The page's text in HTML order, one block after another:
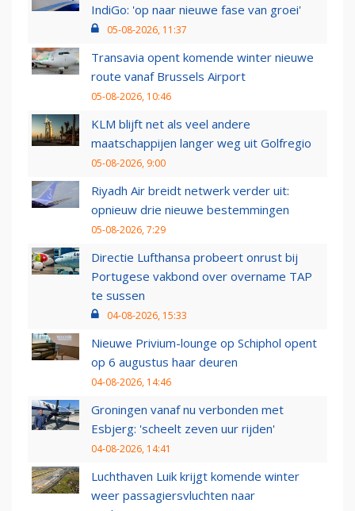
IndiGo: 'op naar nieuwe fase van groei'
05-08-2026, 11:37
Transavia opent komende winter nieuwe
route vanaf Brussels Airport
05-08-2026, 10:46
KLM blijft net als veel andere
maatschappijen langer weg uit Golfregio
05-08-2026, 9:00
Riyadh Air breidt netwerk verder uit:
opnieuw drie nieuwe bestemmingen
05-08-2026, 7:29
Directie Lufthansa probeert onrust bij
Portugese vakbond over overname TAP
te sussen
04-08-2026, 15:33
Nieuwe Privium-lounge op Schiphol opent
op 6 augustus haar deuren
04-08-2026, 14:46
Groningen vanaf nu verbonden met
Esbjerg: 'scheelt zeven uur rijden'
04-08-2026, 14:41
Luchthaven Luik krijgt komende winter
weer passagiersvluchten naar